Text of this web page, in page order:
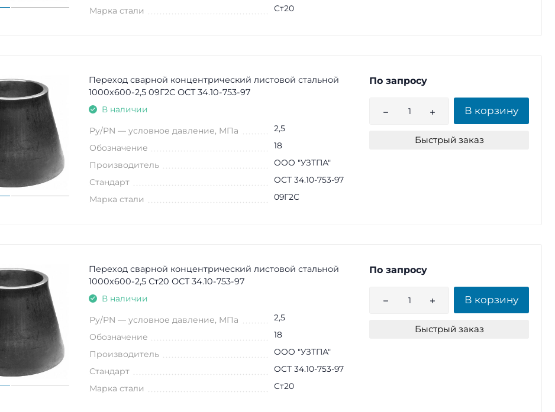
Марка стали Ст20
Переход сварной концентрический листовой стальной
1000х600-2,5 09Г2С ОСТ 34.10-753-97
В наличии
Ру/PN — условное давление, МПа 2,5
Обозначение 18
Производитель ООО "УЗТПА"
Стандарт ОСТ 34.10-753-97
Марка стали 09Г2С
По запросу
В корзину
Быстрый заказ
Переход сварной концентрический листовой стальной
1000х600-2,5 Ст20 ОСТ 34.10-753-97
В наличии
Ру/PN — условное давление, МПа 2,5
Обозначение 18
Производитель ООО "УЗТПА"
Стандарт ОСТ 34.10-753-97
Марка стали Ст20
По запросу
В корзину
Быстрый заказ